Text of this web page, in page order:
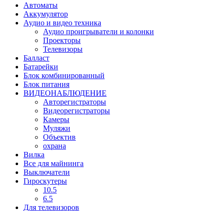
Автоматы
Аккумулятор
Аудио и видео техника
Аудио проигрыватели и колонки
Проекторы
Телевизоры
Балласт
Батарейки
Блок комбинированный
Блок питания
ВИДЕОНАБЛЮДЕНИЕ
Авторегистраторы
Видеорегистраторы
Камеры
Муляжи
Объектив
охрана
Вилка
Все для майнинга
Выключатели
Гироскутеры
10.5
6.5
Для телевизоров